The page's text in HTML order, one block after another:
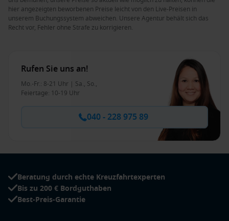
hier angezeigten beworbenen Preise leicht von den Live-Preisen in
unserem Buchungssystem abweichen. Unsere Agentur behält sich das
Recht vor, Fehler ohne Strafe zu korrigieren.
Rufen Sie uns an!
Mo.-Fr.: 8-21 Uhr | Sa., So.,
Feiertage: 10-19 Uhr
040 - 228 975 89
Beratung durch echte Kreuzfahrtexperten
Bis zu 200 € Bordguthaben
Best-Preis-Garantie